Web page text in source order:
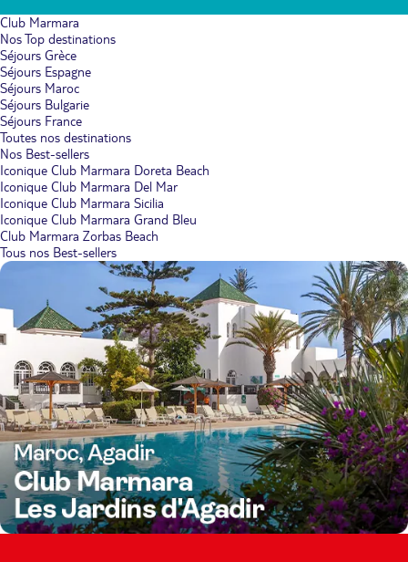
Club Marmara
Nos Top destinations
Séjours Grèce
Séjours Espagne
Séjours Maroc
Séjours Bulgarie
Séjours France
Toutes nos destinations
Nos Best-sellers
Iconique Club Marmara Doreta Beach
Iconique Club Marmara Del Mar
Iconique Club Marmara Sicilia
Iconique Club Marmara Grand Bleu
Club Marmara Zorbas Beach
Tous nos Best-sellers